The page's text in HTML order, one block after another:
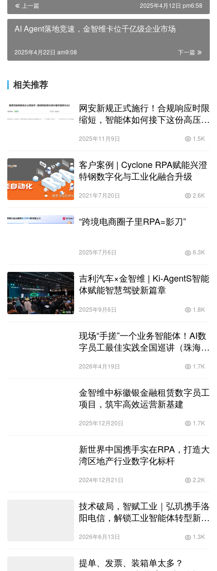
上一篇 2025年4月12日 pm6:58
AI Agent落地竞速，金智维卡位千亿级企业市场
下一篇
2025年4月22日 am9:08
相关推荐
网安新规正式施行！合规响应时限
缩短，智能体如何接下这份高压任
2025年11月9日 1.5K
客户案例 | Cyclone RPA赋能兴澄
特钢数字化与工业化融合升级
2021年7月20日 2.6K
“跨境电商圈子里RPA=影刀”
2025年7月6日 6.3K
吉利汽车×金智维 | Ki-AgentS智能
体赋能智慧驾驶新篇章
2025年9月6日 1.8K
现场“手搓”一个业务智能体！AI数
字员工最佳实践全国巡讲（珠海
2026年4月19日 1.7K
金智维中标徽银金融租赁数字员工
项目，筑牢高效运营新基建
2025年12月20日 1.7K
新世界中国携手实在RPA，打造大
湾区地产行业数字化标杆
2024年12月21日 2.2K
技术破局，智赋工业｜弘玑携手洛
阳电信，解锁工业智能体转型新范
2026年6月13日 1.3K
提单、发票、装箱单太多？